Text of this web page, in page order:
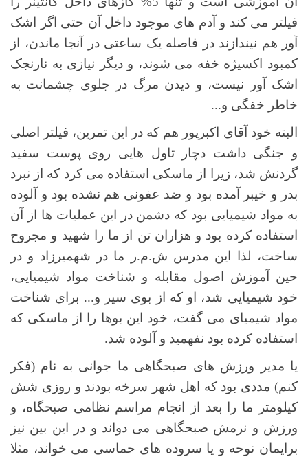
فیلتر می کند و آدم های موجود داخل آن حتی اگر اشک
آور هم نیندازند در فاصله یک ساعتی در آنجا ماندن، از
کمبود اکسیژه خفه می شوند، و دیگر نیازی به نارنجک
اشک آور نیست، و دیدن مرگ در جلوی چشمانت به
خاطر خفگی و...
البته خود آقای اکبرپور هم که در این تمرین، فیلتر اصلی
و جنگی داشت دچار تاول هایی روی پوست سفید
گردنش شد، زیرا از ماسکی استفاده می کرد که از نبرد
بدر و خیبر آمده بود و ضد عفونی هم نشده بود و آلوده
به مواد شیمیایی بود که دشمن در این عملیات ها از آن
استفاده کرده بود و هزاران تن از ما را شهید و مجروح
ساخت، لذا این مدرس ش.م.ر ما در شهمیرزاد و در
حین آموزش اصول مقابله و شناخت مواد شیمیایی،
خود شیمیایی شد، او که از بوی سیر و... برای شناخت
مواد شیمیای می گفت، خود این بوها را از ماسکی که
استفاده کرده بود نفهمید و آلوده شد.
یا مدیر ورزش های صبحگاهی ما جوانی به نام (فکر
کنم) مددی بود که اهل شهر سرخه بودند و روزی شش
کیلومتر ما را بعد از انجام مراسم نظامی صبحگاه، و
ورزش و نرمش صبحگاهی می دواند و در این بین نیز
برایمان نوحه و یا سروده های حماسی می خواند، مثلا